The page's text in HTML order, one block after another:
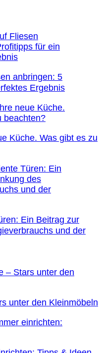
anbringen: 5
Ergebnis
Küche. Was gibt es zu
Ein Beitrag zur
und der
unter den Kleinmöbeln